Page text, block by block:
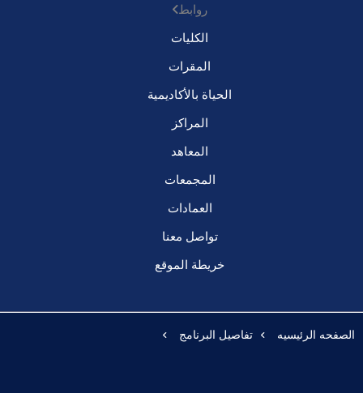
روابط
الكليات
المقرات
الحياة بالأكاديمية
المراكز
المعاهد
المجمعات
العمادات
تواصل معنا
خريطة الموقع
الصفحه الرئيسيه تفاصيل البرنامج